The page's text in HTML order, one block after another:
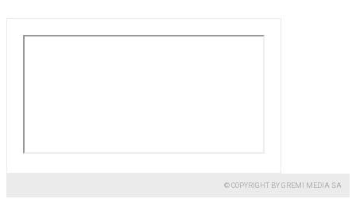
© COPYRIGHT BY GREMI MEDIA SA